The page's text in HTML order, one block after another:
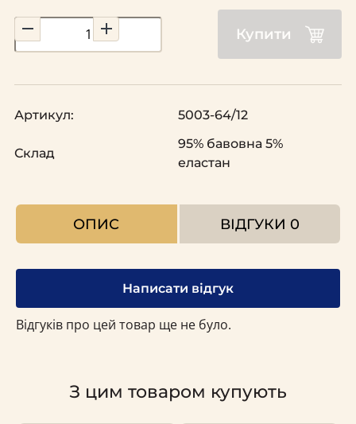
Купити
Артикул: 5003-64/12
Склад
95% бавовна 5%
еластан
ОПИС ВІДГУКИ 0
Написати відгук
Відгуків про цей товар ще не було.
З цим товаром купують